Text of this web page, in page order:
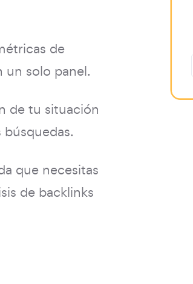
de
un solo panel.
de tu situación
que necesitas
de backlinks